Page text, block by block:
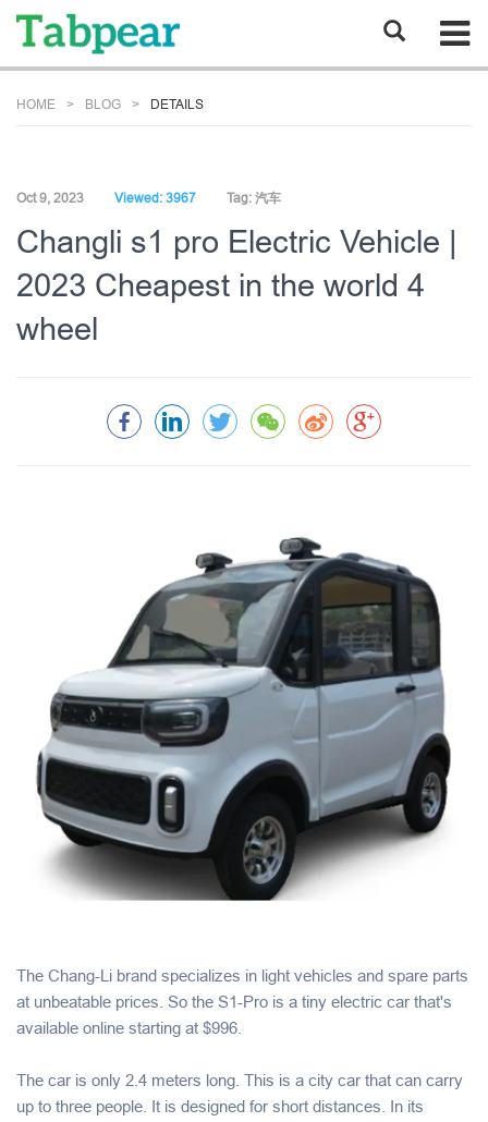
HOME BLOG DETAILS
Oct 9, 2023 Viewed: 3967 Tag: 汽车
Changli s1 pro Electric Vehicle |
2023 Cheapest in the world 4
wheel
The Chang-Li brand specializes in light vehicles and spare parts
at unbeatable prices. So the S1-Pro is a tiny electric car that's
available online starting at $996.
The car is only 2.4 meters long. This is a city car that can carry
up to three people. It is designed for short distances. In its